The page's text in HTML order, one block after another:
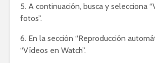
5. A continuación, busca y selecciona
fotos”.
6. En la sección “Reproducción
“Vídeos en Watch”.